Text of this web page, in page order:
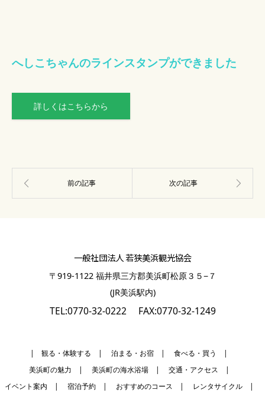
へしこちゃんのラインスタンプができました
詳しくはこちらから
一般社団法人 若狭美浜観光協会
〒919-1122 福井県三方郡美浜町松原３５−７
(JR美浜駅内)
TEL:0770-32-0222 FAX:0770-32-1249
| 観る・体験する | 泊まる・お宿 | 食べる・買う
|
美浜町の魅力 | 美浜町の海水浴場| 交通・アクセス |
イベント案内 | 宿泊予約| おすすめのコース | レンタサイクル|